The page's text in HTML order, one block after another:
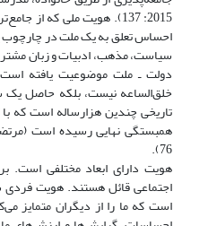
2015: 137). هویت ملی که
احساس تعلق به یک ملت در چارچوب
سیاست، مذهب، ادبیات و زبان
دولت ـ ملت موضوعیت یافته
خلق‌الساعه نیست، بلکه حاصل
تاریخی چندین هزار‌ساله است که
76).
هویت دارای ابعاد مختلفی
اجتماعی قائل هستند. هویت
است که ما را از دیگران متمایز